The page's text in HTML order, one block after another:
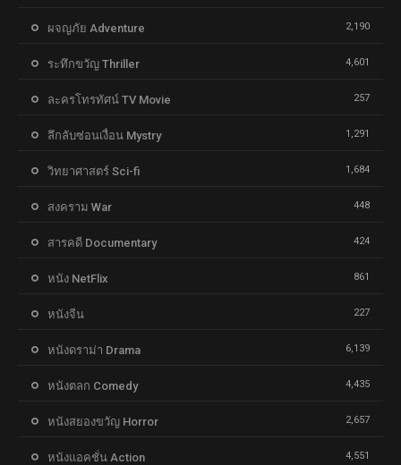
ผจญภัย Adventure 2,190
ระทึกขวัญ Thriller 4,601
ละครโทรทัศน์ TV Movie 257
ลึกลับซ่อนเงื่อน Mystry 1,291
วิทยาศาสตร์ Sci-fi 1,684
สงคราม War 448
สารคดี Documentary 424
หนัง NetFlix 861
หนังจีน 227
หนังดราม่า Drama 6,139
หนังตลก Comedy 4,435
หนังสยองขวัญ Horror 2,657
หนังแอคชั่น Action 4,551